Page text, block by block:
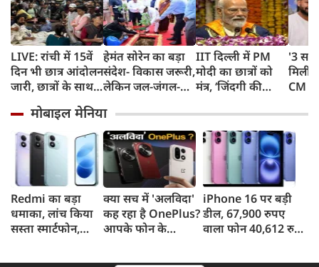
LIVE: रांची में 15वें
दिन भी छात्र आंदोलन
जारी, छात्रों के साथ
हेमंत सोरेन का बड़ा
संदेश- विकास जरूरी,
लेकिन जल-जंगल-
नहीं
IIT दिल्ली में PM
मोदी का छात्रों को
मंत्र, ‘जिंदगी की
ऑफ सिलेबस’,
चुनौतियों से मत
घबराना
'3
CM
हूं काम
मोबाइल मेनिया
Redmi का बड़ा
धमाका, लांच किया
सस्ता स्मार्टफोन,
क्या सच में 'अलविदा'
कह रहा है OnePlus?
आपके फोन के
iPhone 16 पर बड़ी
डील, 67,900 रुपए
वाला फोन 40,612 रुपए